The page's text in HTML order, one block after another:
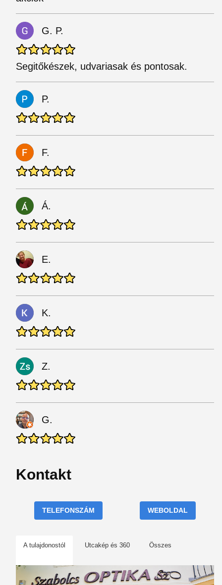
G. P.
Segitőkészek, udvariasak és pontosak.
P.
F.
Á.
E.
K.
Z.
G.
Kontakt
TELEFONSZÁM WEBOLDAL
A tulajdonostól Utcakép és 360 Összes